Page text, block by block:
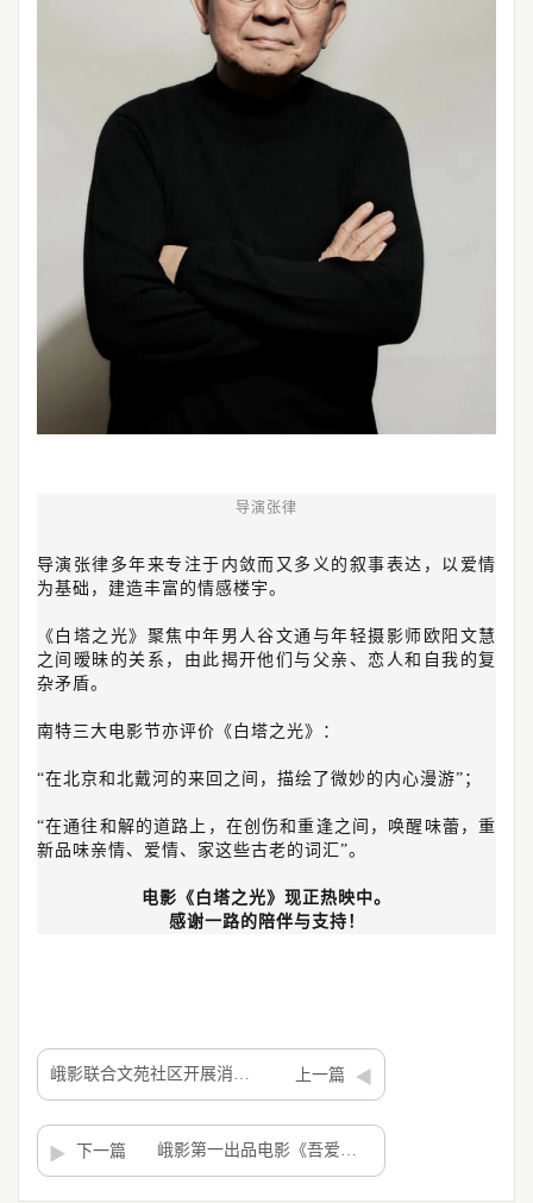
导演张律
导演张律多年来专注于内敛而又多义的叙事表达，以爱情
为基础，建造丰富的情感楼宇。
《白塔之光》聚焦中年男人谷文通与年轻摄影师欧阳文慧
之间暧昧的关系，由此揭开他们与父亲、恋人和自我的复
杂矛盾。
南特三大电影节亦评价《白塔之光》：
“在北京和北戴河的来回之间，描绘了微妙的内心漫游”；
“在通往和解的道路上，在创伤和重逢之间，唤醒味蕾，重
新品味亲情、爱情、家这些古老的词汇”。
电影《白塔之光》现正热映中。
感谢一路的陪伴与支持！
峨影联合文苑社区开展消防演练活动 上一篇
下一篇 峨影第一出品电影《吾爱敦煌》预售开启 陈瑾领衔主演谭维维倾情献唱